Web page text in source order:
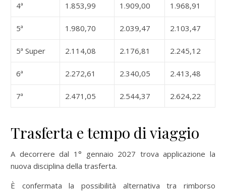
4ª 1.853,99 1.909,00 1.968,91
5ª 1.980,70 2.039,47 2.103,47
5ª Super 2.114,08 2.176,81 2.245,12
6ª 2.272,61 2.340,05 2.413,48
7ª 2.471,05 2.544,37 2.624,22
Trasferta e tempo di viaggio
A decorrere dal 1° gennaio 2027 trova applicazione la
nuova disciplina della trasferta.
È confermata la possibilità alternativa tra rimborso